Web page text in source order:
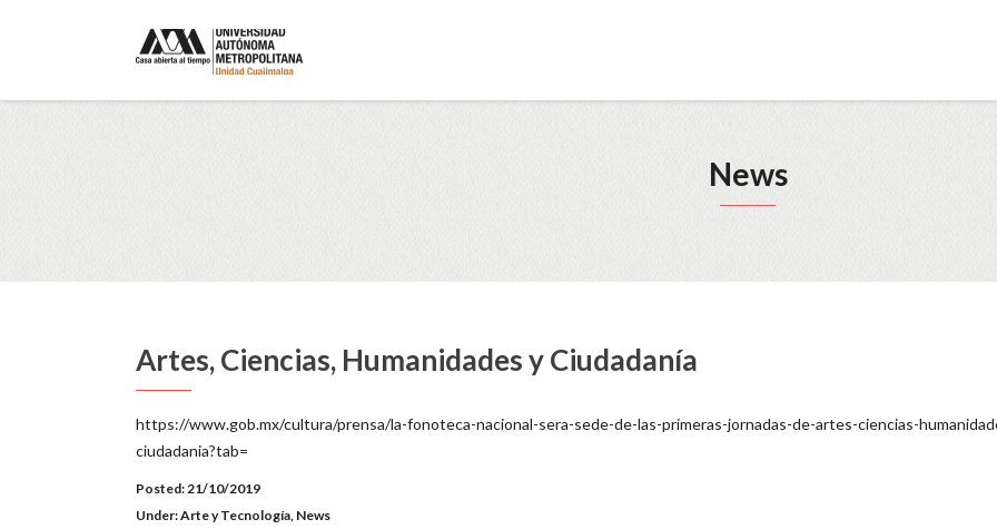
News
Artes, Ciencias, Humanidades y Ciudadanía
https://www.gob.mx/cultura/prensa/la-fonoteca-nacional-sera-sede-de-las-primeras-jornadas-de-artes-ciencias-
ciudadania?tab=
Posted: 21/10/2019
Under:Arte y Tecnología, News